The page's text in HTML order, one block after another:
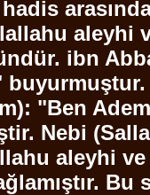
aleyhi
ibn
buyurmuştur.
): "Ben Adem
Nebi (
aleyhi ve
Bu